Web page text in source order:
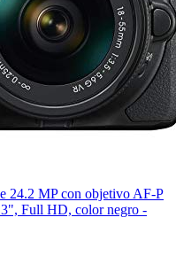
24.2 MP con objetivo AF-P
Full HD, color negro -